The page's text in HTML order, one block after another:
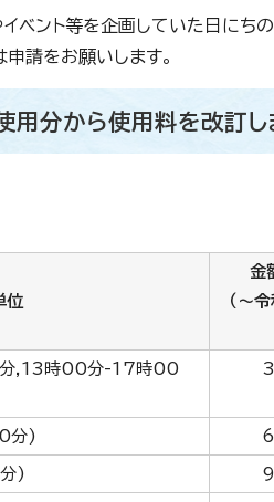
ベント等を企画していた日にち
請をお願いします。
用分から使用料を改訂し
位
金
（～
,13時00分-17時00
分)
)